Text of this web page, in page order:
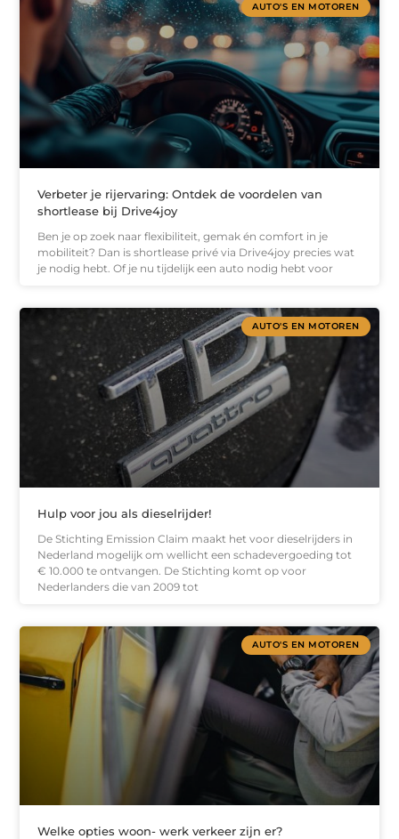
AUTO'S EN MOTOREN
Verbeter je rijervaring: Ontdek de voordelen van
shortlease bij Drive4joy
Ben je op zoek naar flexibiliteit, gemak én comfort in je
mobiliteit? Dan is shortlease privé via Drive4joy precies wat
je nodig hebt. Of je nu tijdelijk een auto nodig hebt voor
AUTO'S EN MOTOREN
Hulp voor jou als dieselrijder!
De Stichting Emission Claim maakt het voor dieselrijders in
Nederland mogelijk om wellicht een schadevergoeding tot
€ 10.000 te ontvangen. De Stichting komt op voor
Nederlanders die van 2009 tot
AUTO'S EN MOTOREN
Welke opties woon- werk verkeer zijn er?